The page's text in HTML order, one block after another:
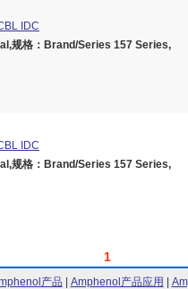
IDC
规格：Brand/Series 157 Series,
IDC
规格：Brand/Series 157 Series,
1
产品 Amphenol产品应用